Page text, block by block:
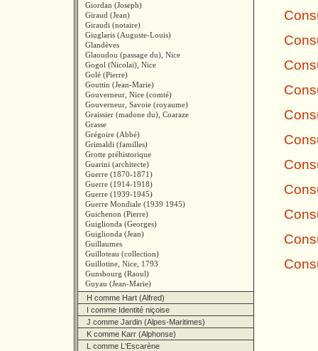
Giordan (Joseph)
Giraud (Jean)
Giraudi (notaire)
Giuglaris (Auguste-Louis)
Glandèves
Glaoudou (passage du), Nice
Gogol (Nicolaï), Nice
Golé (Pierre)
Gouttin (Jean-Marie)
Gouverneur, Nice (comté)
Gouverneur, Savoie (royaume)
Graissier (madone du), Coaraze
Grasse
Grégoire (Abbé)
Grimaldi (familles)
Grotte préhistorique
Guarini (architecte)
Guerre (1870-1871)
Guerre (1914-1918)
Guerre (1939-1945)
Guerre Mondiale (1939 1945)
Guichenon (Pierre)
Guiglionda (Georges)
Guiglionda (Jean)
Guillaumes
Guilloteau (collection)
Guillotine, Nice, 1793
Gunsbourg (Raoul)
Guyau (Jean-Marie)
H comme Hart (Alfred)
I comme Identité niçoise
J comme Jardin (Alpes-Maritimes)
K comme Karr (Alphonse)
L comme L'Escarène